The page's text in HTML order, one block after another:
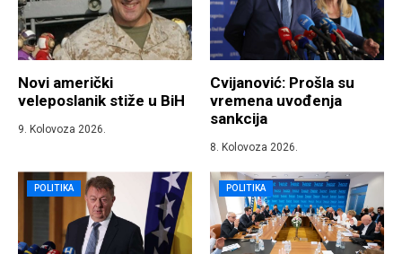
Novi američki
veleposlanik stiže u BiH
9. Kolovoza 2026.
Cvijanović: Prošla su
vremena uvođenja
sankcija
8. Kolovoza 2026.
POLITIKA POLITIKA